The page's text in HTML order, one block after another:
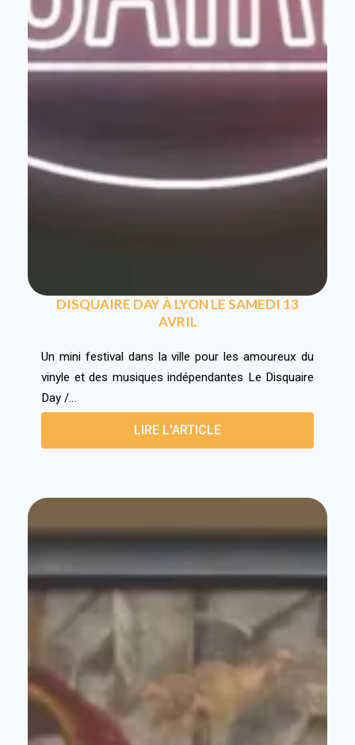
DISQUAIRE DAY À LYON LE SAMEDI 13
AVRIL
Un mini festival dans la ville pour les amoureux du
vinyle et des musiques indépendantes Le Disquaire
Day /…
LIRE L'ARTICLE